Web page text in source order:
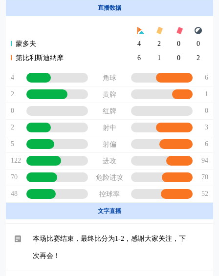
直播数据
蒙多夫 4 2 0
0
第比利斯迪纳摩
6 1 0 2
4 角球 6
2 黄牌 1
0 红牌 0
2 射中 3
5 射偏 6
122 进攻 94
70 危险进攻 70
48 控球率 52
文字直播
本场比赛结束，最终比分为1-2，感谢大家关注，下
次再会！